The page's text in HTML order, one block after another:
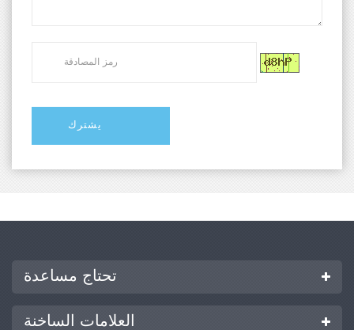
تحتاج مساعدة
العلامات الساخنة